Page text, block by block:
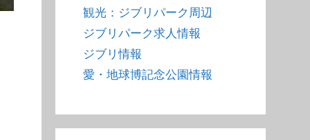
観光：ジブリパーク周辺
ジブリパーク求人情報
ジブリ情報
愛・地球博記念公園情報